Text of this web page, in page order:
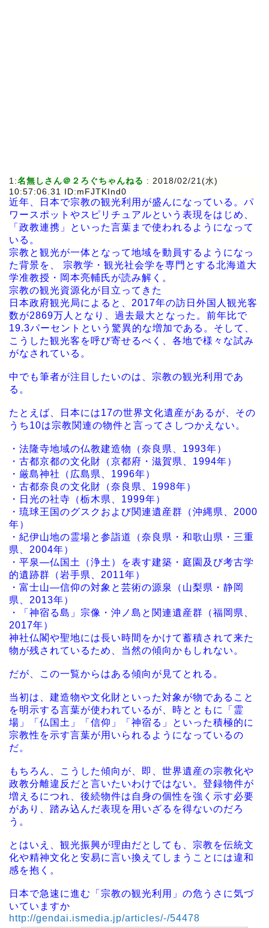
1:名無しさん＠２ろぐちゃんねる : 2018/02/21(水)
10:57:06.31 ID:mFJTKInd0
近年、日本で宗教の観光利用が盛んになっている。パ
ワースポットやスピリチュアルという表現をはじめ、
「政教連携」といった言葉まで使われるようになって
いる。
宗教と観光が一体となって地域を動員するようになっ
た背景を、 宗教学・観光社会学を専門とする北海道大
学准教授・岡本亮輔氏が読み解く。
宗教の観光資源化が目立ってきた
日本政府観光局によると、2017年の訪日外国人観光客
数が2869万人となり、過去最大となった。前年比で
19.3パーセントという驚異的な増加である。そして、
こうした観光客を呼び寄せるべく、各地で様々な試み
がなされている。
中でも筆者が注目したいのは、宗教の観光利用であ
る。
たとえば、日本には17の世界文化遺産があるが、その
うち10は宗教関連の物件と言ってさしつかえない。
・法隆寺地域の仏教建造物（奈良県、1993年）
・古都京都の文化財（京都府・滋賀県、1994年）
・厳島神社（広島県、1996年）
・古都奈良の文化財（奈良県、1998年）
・日光の社寺（栃木県、1999年）
・琉球王国のグスクおよび関連遺産群（沖縄県、2000
年）
・紀伊山地の霊場と参詣道（奈良県・和歌山県・三重
県、2004年）
・平泉―仏国土（浄土）を表す建築・庭園及び考古学
的遺跡群（岩手県、2011年）
・富士山―信仰の対象と芸術の源泉（山梨県・静岡
県、2013年）
・「神宿る島」宗像・沖ノ島と関連遺産群（福岡県、
2017年）
神社仏閣や聖地には長い時間をかけて蓄積されて来た
物が残されているため、当然の傾向かもしれない。
だが、この一覧からはある傾向が見てとれる。
当初は、建造物や文化財といった対象が物であること
を明示する言葉が使われているが、時とともに「霊
場」「仏国土」「信仰」「神宿る」といった積極的に
宗教性を示す言葉が用いられるようになっているの
だ。
もちろん、こうした傾向が、即、世界遺産の宗教化や
政教分離違反だと言いたいわけではない。登録物件が
増えるにつれ、後続物件は自身の個性を強く示す必要
があり、踏み込んだ表現を用いざるを得ないのだろ
う。
とはいえ、観光振興が理由だとしても、宗教を伝統文
化や精神文化と安易に言い換えてしまうことには違和
感を抱く。
日本で急速に進む「宗教の観光利用」の危うさに気づ
いていますか
http://gendai.ismedia.jp/articles/-/54478